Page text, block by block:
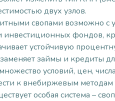
двух узлов.
свопами возможно с
фондов,
устойчивую
займы и кредиты
условий, цен,
к внебиржевым
особая система –